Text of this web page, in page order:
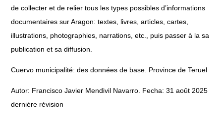
de collecter et de relier tous les types possibles d’informations
documentaires sur Aragon: textes, livres, articles, cartes,
illustrations, photographies, narrations, etc., puis passer à la sa
publication et sa diffusion.
Cuervo municipalité: des données de base. Province de Teruel
Autor: Francisco Javier Mendivil Navarro. Fecha: 31 août 2025
dernière révision